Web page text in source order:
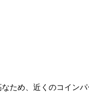
ため、近くのコインパ